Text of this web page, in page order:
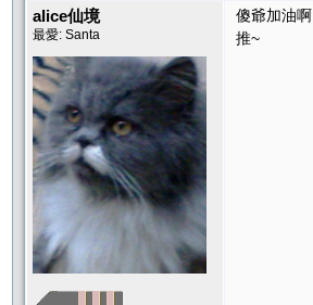
alice仙境
最愛: Santa
傻爺加油啊
推~